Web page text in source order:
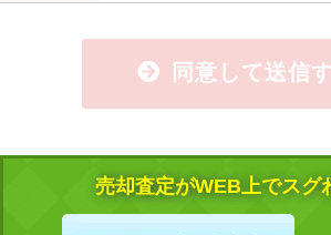
同意して送信
売却査定がWEB上でスグ